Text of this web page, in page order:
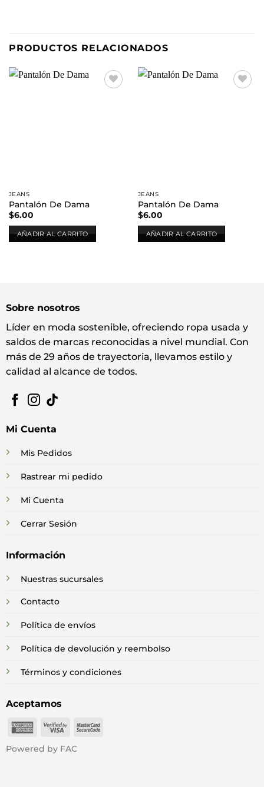
PRODUCTOS RELACIONADOS
JEANS
Pantalón De Dama
$6.00
AÑADIR AL CARRITO
JEANS
Pantalón De Dama
$6.00
AÑADIR AL CARRITO
Sobre nosotros
Líder en moda sostenible, ofreciendo ropa usada y
saldos de marcas reconocidas a nivel mundial. Con
más de 29 años de trayectoria, llevamos estilo y
calidad al alcance de todos.
Mi Cuenta
Mis Pedidos
Rastrear mi pedido
Mi Cuenta
Cerrar Sesión
Información
Nuestras sucursales
Contacto
Política de envíos
Política de devolución y reembolso
Términos y condiciones
Aceptamos
American
Visa
MasterCard
Powered by FAC